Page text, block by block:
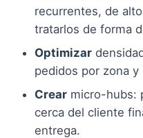
recurrentes, de
tratarlos de forma
Optimizar
pedidos por zona
Crear micro-hubs:
cerca del cliente
entrega.